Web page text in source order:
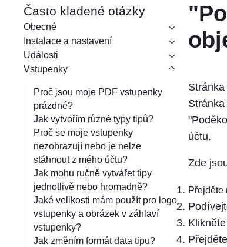
l
e
d
á
Často kladené otázky
Obecné
Instalace a nastavení
Události
Vstupenky
Proč jsou moje PDF vstupenky
prázdné?
Jak vytvořím různé typy tipů?
Proč se moje vstupenky
nezobrazují nebo je nelze
stáhnout z mého účtu?
Jak mohu ručně vytvářet tipy
jednotlivě nebo hromadně?
Jaké velikosti mám použít pro logo
vstupenky a obrázek v záhlaví
vstupenky?
Jak změním formát data tipu?
Stránka
účtu.
Zde
Přejděte